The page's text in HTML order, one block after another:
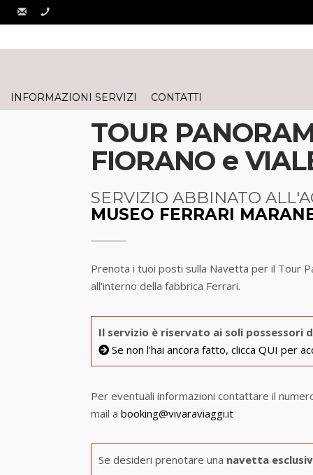
INFORMAZIONI SERVIZI CONTATTI
TOUR
FIORANO e
SERVIZIO ABBINATO
MUSEO FERRARI
Prenota i tuoi posti sulla Navetta per il Tour
all'interno della fabbrica Ferrari.
Il servizio è riservato ai soli possessori
Se non l'hai ancora fatto, clicca QUI per
Per eventuali informazioni contattare il
mail a booking@vivaraviaggi.it
Se desideri prenotare una navetta